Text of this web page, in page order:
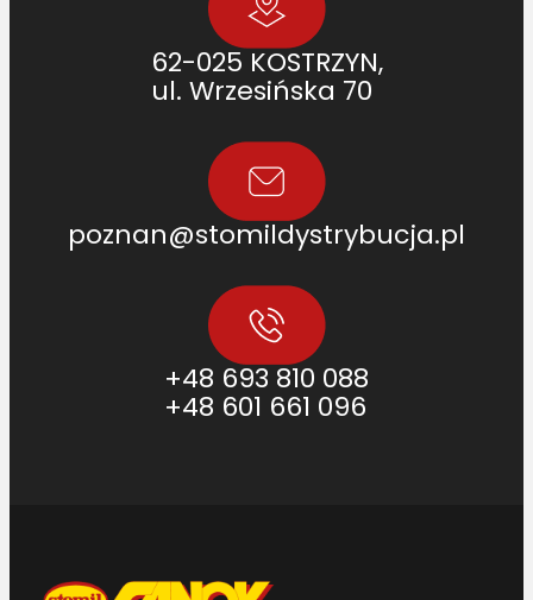
62-025 KOSTRZYN,
ul. Wrzesińska 70
poznan@stomildystrybucja.pl
+48 693 810 088
+48 601 661 096